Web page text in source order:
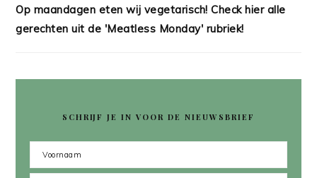
Op maandagen eten wij vegetarisch! Check hier alle
gerechten uit de 'Meatless Monday' rubriek!
SCHRIJF JE IN VOOR DE NIEUWSBRIEF